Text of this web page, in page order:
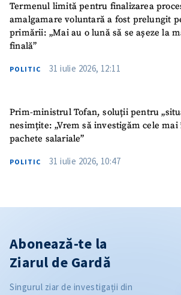
Termenul limită pentru finalizarea
amalgamare voluntară a fost prelungit
primării: „Mai au o lună să se așeze la
finală”
POLITIC 31 iulie 2026, 12:11
Prim-ministrul Tofan, soluții pentru
nesimțite: „Vrem să investigăm cele mai
pachete salariale”
POLITIC 31 iulie 2026, 10:47
Abonează-te la
Ziarul de Gardă
Singurul ziar de investigații din